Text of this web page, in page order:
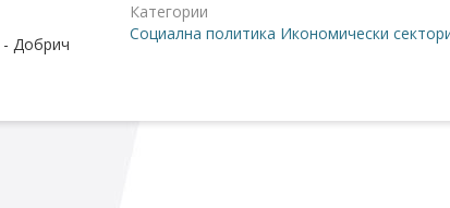
- Добрич
Категории
Социална политика Икономически